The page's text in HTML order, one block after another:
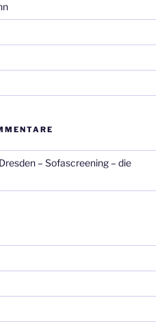
– Sofascreening – die